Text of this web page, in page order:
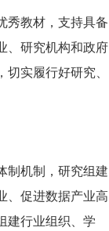
秀教材，支持具备
、研究机构和政府
实履行好研究、
制机制，研究组建
、促进数据产业高
建行业组织、学